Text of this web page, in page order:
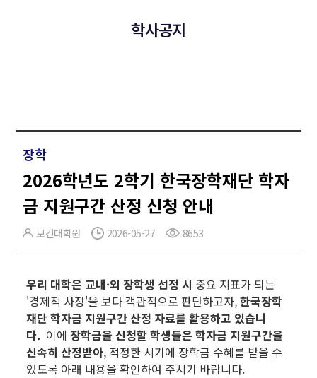
학사공지
장학
2026학년도 2학기 한국장학재단 학자
금 지원구간 산정 신청 안내
보건대학원 2026-05-27 8653
우리 대학은 교내·외 장학생 선정 시 중요 지표가 되는
'경제적 사정'을 보다 객관적으로 판단하고자,한국장학
재단 학자금 지원구간 산정 자료를 활용하고 있습니
다. 이에장학금을 신청할 학생들은 학자금 지원구간을
신속히 산정받아, 적정한 시기에 장학금 수혜를 받을 수
있도록 아래 내용을 확인하여 주시기 바랍니다.